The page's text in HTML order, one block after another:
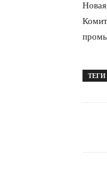
ТЕГИ